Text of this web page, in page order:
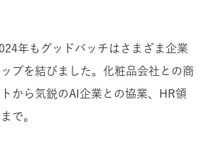
年もグッドパッチはさまざま企業
プを結びました。化粧品会社との商
から気鋭のAI企業との協業、HR領
で。